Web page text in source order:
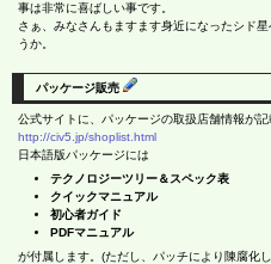
事は非常に喜ばしい事です。
さぁ、みなさんもますます身近になったシド
うか。
パッケージ販売
公式サイトに、パッケージの取扱店舗情報が
http://civ5.jp/shoplist.html
日本語版パッケージには
テクノロジーツリー＆スペック表
クイックマニュアル
初心者ガイド
PDFマニュアル
が付属します。(ただし、パッチにより陳腐